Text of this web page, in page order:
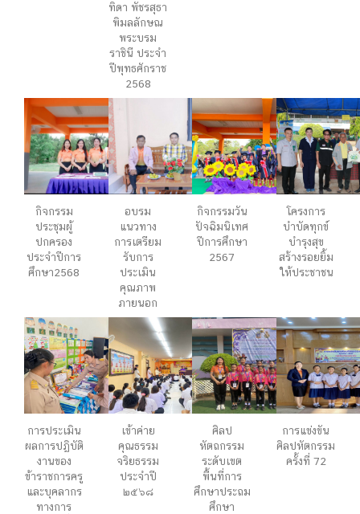
ทิดา พัชรสุธา
พิมลลักษณ
พระบรม
ราชินี ประจำ
ปีพุทธศักราช
2568
กิจกรรม
ประชุมผู้
ปกครอง
ประจำปีการ
ศึกษา2568
อบรม
แนวทาง
การเตรียม
รับการ
ประเมิน
คุณภาพ
ภายนอก
กิจกรรมวัน
ปัจฉิมนิเทศ
ปีการศึกษา
2567
โครงการ
บำบัดทุกข์
บำรุงสุข
สร้างรอยยิ้ม
ให้ประชาชน
การประเมิน
ผลการปฏิบัติ
งานของ
ข้าราชการครู
และบุคลากร
ทางการ
เข้าค่าย
คุณธรรม
จริยธรรม
ประจำปี
๒๕๖๘
ศิลป
หัตถกรรม
ระดับเขต
พื้นที่การ
ศึกษาประถม
ศึกษา
การแข่งขัน
ศิลปหัตกรรม
ครั้งที่ 72